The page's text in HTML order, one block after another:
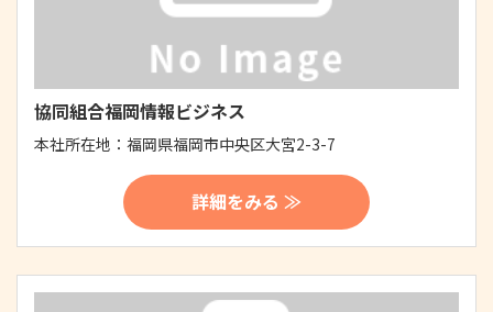
協同組合福岡情報ビジネス
本社所在地： 福岡県福岡市中央区大宮2-3-7
詳細をみる ≫